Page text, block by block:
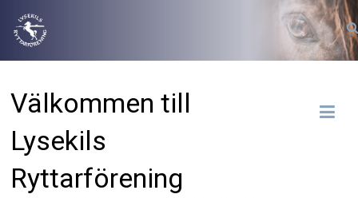
innehåll
Välkommen till
Lysekils
Ryttarförening